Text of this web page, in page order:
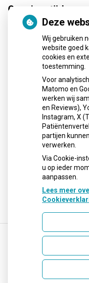
Openingstijden
Maandag:
Woensdag:
Donderdag:
Sinds huisartsen
neemt gebruik toe
Deze
Wij gebruiken
website goed
cookies en
toestemming.
Voor
Matomo en
werken wij
en Reviews),
Instagram, X
partijen
verwerken.
Via Cookie-
u op ieder
aanpassen.
Lees meer